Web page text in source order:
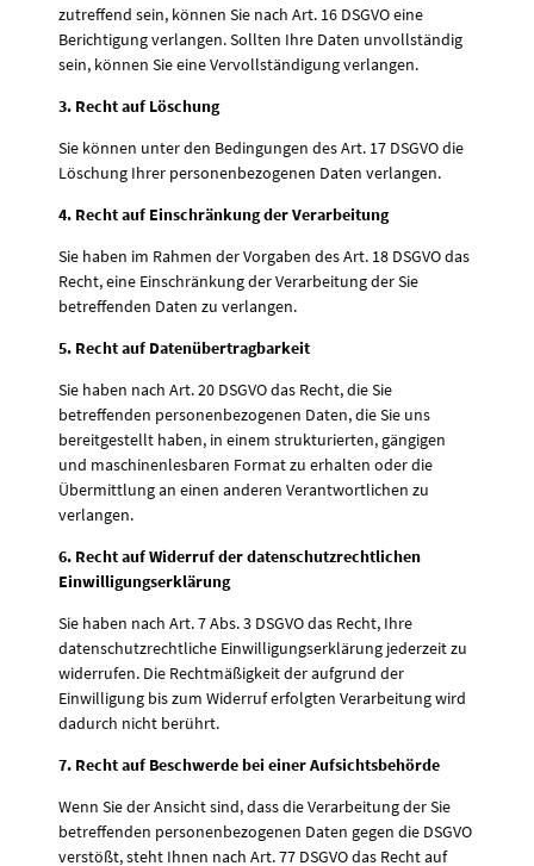
zutreffend sein, können Sie nach Art. 16 DSGVO eine
Berichtigung verlangen. Sollten Ihre Daten unvollständig
sein, können Sie eine Vervollständigung verlangen.
3. Recht auf Löschung
Sie können unter den Bedingungen des Art. 17 DSGVO die
Löschung Ihrer personenbezogenen Daten verlangen.
4. Recht auf Einschränkung der Verarbeitung
Sie haben im Rahmen der Vorgaben des Art. 18 DSGVO das
Recht, eine Einschränkung der Verarbeitung der Sie
betreffenden Daten zu verlangen.
5. Recht auf Datenübertragbarkeit
Sie haben nach Art. 20 DSGVO das Recht, die Sie
betreffenden personenbezogenen Daten, die Sie uns
bereitgestellt haben, in einem strukturierten, gängigen
und maschinenlesbaren Format zu erhalten oder die
Übermittlung an einen anderen Verantwortlichen zu
verlangen.
6. Recht auf Widerruf der datenschutzrechtlichen
Einwilligungserklärung
Sie haben nach Art. 7 Abs. 3 DSGVO das Recht, Ihre
datenschutzrechtliche Einwilligungserklärung jederzeit zu
widerrufen. Die Rechtmäßigkeit der aufgrund der
Einwilligung bis zum Widerruf erfolgten Verarbeitung wird
dadurch nicht berührt.
7. Recht auf Beschwerde bei einer Aufsichtsbehörde
Wenn Sie der Ansicht sind, dass die Verarbeitung der Sie
betreffenden personenbezogenen Daten gegen die DSGVO
verstößt, steht Ihnen nach Art. 77 DSGVO das Recht auf